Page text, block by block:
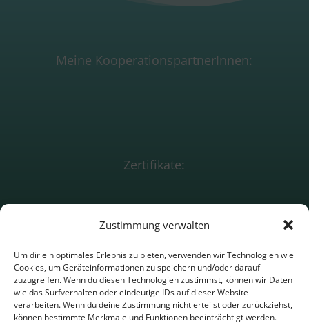
Zustimmung verwalten
Um dir ein optimales Erlebnis zu bieten, verwenden wir Technologien wie
Cookies, um Geräteinformationen zu speichern und/oder darauf
zuzugreifen. Wenn du diesen Technologien zustimmst, können wir Daten
wie das Surfverhalten oder eindeutige IDs auf dieser Website
verarbeiten. Wenn du deine Zustimmung nicht erteilst oder zurückziehst,
können bestimmte Merkmale und Funktionen beeinträchtigt werden.
Meine KooperationspartnerInnen:
Zertifikate:
Beratungsförderun
Impressum
Datenschutz